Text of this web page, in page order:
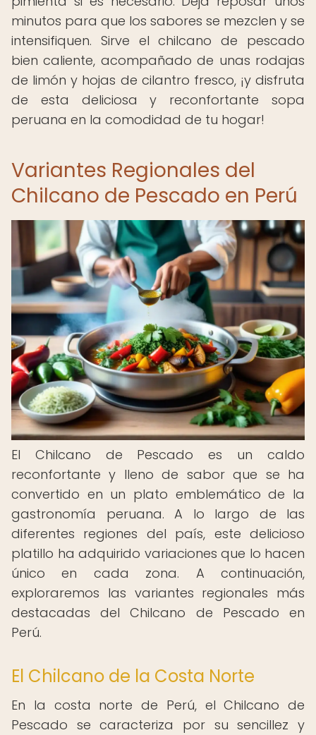
minutos para que los sabores se mezclen y se
intensifiquen. Sirve el chilcano de pescado
bien caliente, acompañado de unas rodajas
de limón y hojas de cilantro fresco, ¡y disfruta
de esta deliciosa y reconfortante sopa
peruana en la comodidad de tu hogar!
Variantes Regionales del
Chilcano de Pescado en Perú
El Chilcano de Pescado es un caldo
reconfortante y lleno de sabor que se ha
convertido en un plato emblemático de la
gastronomía peruana. A lo largo de las
diferentes regiones del país, este delicioso
platillo ha adquirido variaciones que lo hacen
único en cada zona. A continuación,
exploraremos las variantes regionales más
destacadas del Chilcano de Pescado en
Perú.
El Chilcano de la Costa Norte
En la costa norte de Perú, el Chilcano de
Pescado se caracteriza por su sencillez y